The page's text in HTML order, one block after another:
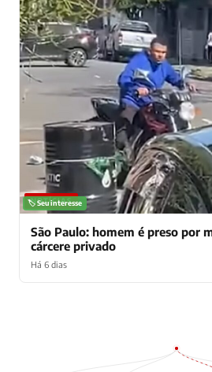
NOTÍCIAS
🏷️ Seu interesse
São Paulo: homem é preso por
cárcere privado
Há 6 dias